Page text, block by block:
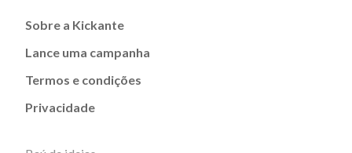
Sobre a Kickante
Lance uma campanha
Termos e condições
Privacidade